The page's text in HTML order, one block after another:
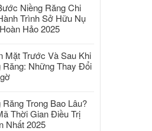
Niềng Răng Chi
Trình Sở Hữu Nụ
Hảo 2025
Mặt Trước Và Sau Khi
Răng: Những Thay Đổi
Răng Trong Bao Lâu?
Thời Gian Điều Trị
Nhất 2025